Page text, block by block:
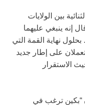
بين الولايات
إنه ينبغي عليهما
نهاية القمة التي
على إطار جديد
الاستقرار
“بكين ترغب في